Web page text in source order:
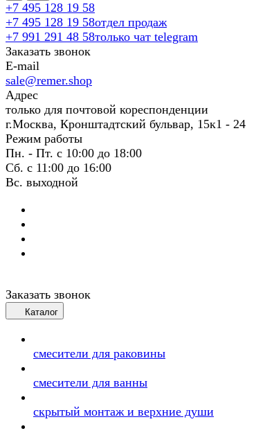
+7 495 128 19 58
+7 495 128 19 58отдел продаж
+7 991 291 48 58только чат telegram
Заказать звонок
E-mail
sale@remer.shop
Адрес
только для почтовой кореспонденции
г.Москва, Кронштадтский бульвар, 15к1 - 24
Режим работы
Пн. - Пт. с 10:00 до 18:00
Сб. с 11:00 до 16:00
Вс. выходной
Заказать звонок
Каталог
смесители для раковины
смесители для ванны
скрытый монтаж и верхние души